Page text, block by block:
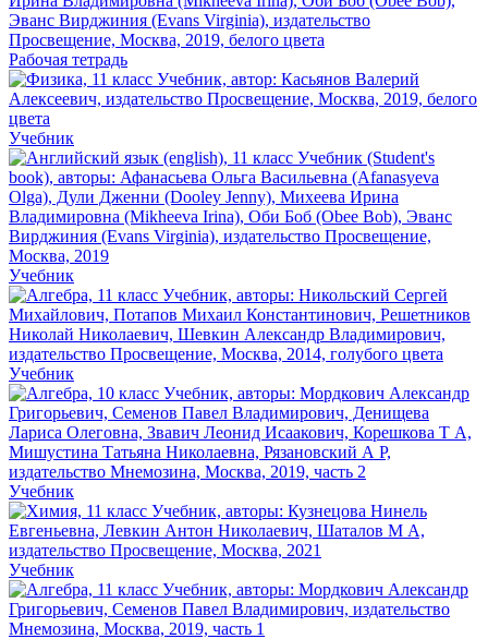
Рабочая тетрадь
Учебник
Учебник
Учебник
Учебник
Учебник